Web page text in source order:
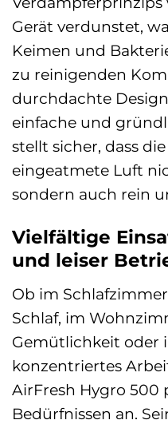
Gerät verdunstet,
Keimen und
zu reinigenden
durchdachte
einfache und
stellt sicher, dass
eingeatmete Luft
sondern auch rein
Vielfältige
und leiser
Ob im
Schlaf, im
Gemütlichkeit oder
konzentriertes
AirFresh Hygro 500
Bedürfnissen an.